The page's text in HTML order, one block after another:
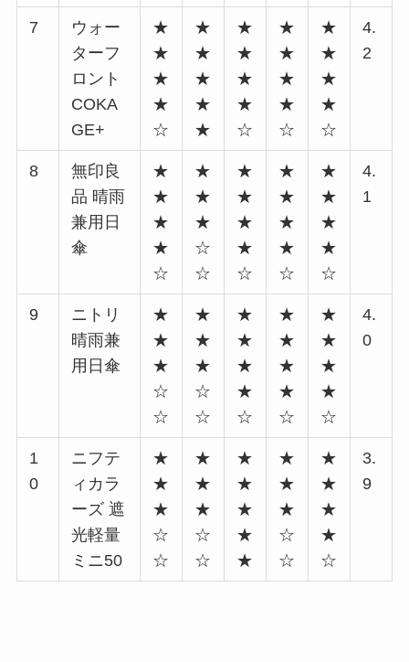
7
ウォー
ターフ
ロント
COKA
GE+
★
★
★
★
☆
★
★
★
★
★
★
★
★
★
☆
★
★
★
★
☆
★
★
★
★
☆
4.
2
8
無印良
品 晴雨
兼用日
傘
★
★
★
★
☆
★
★
★
☆
☆
★
★
★
★
☆
★
★
★
★
☆
★
★
★
★
☆
4.
1
9
ニトリ
晴雨兼
用日傘
★
★
★
☆
☆
★
★
★
☆
☆
★
★
★
★
☆
★
★
★
★
☆
★
★
★
★
☆
4.
0
1
0
ニフテ
ィカラ
ーズ 遮
光軽量
ミニ50
★
★
★
☆
☆
★
★
★
☆
☆
★
★
★
★
★
★
★
★
☆
☆
★
★
★
★
☆
3.
9